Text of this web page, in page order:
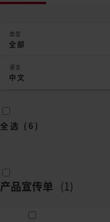
类型
全部
语言
中文
全选 ( 6 )
产品宣传单 (1)